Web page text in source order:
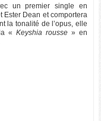
un premier single en
Ester Dean et comportera
la tonalité de l’opus, elle
« Keyshia rousse» en